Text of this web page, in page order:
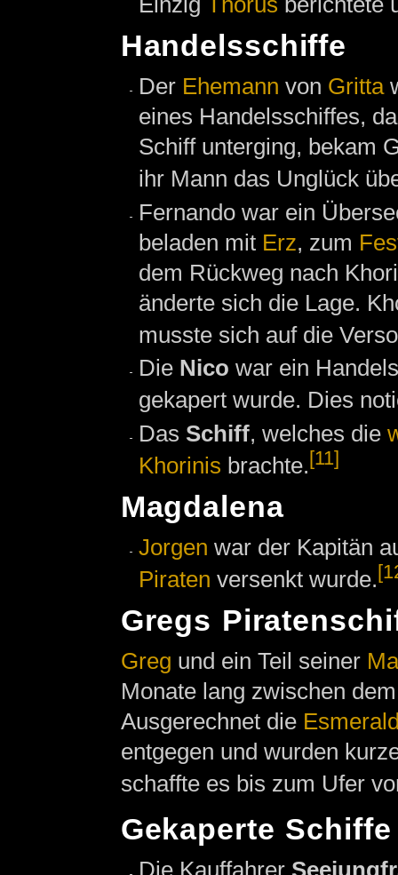
Handelsschiffe
Der Ehemann von Gritta
eines Handelsschiffes,
Schiff unterging, bekam
ihr Mann das Unglück
Fernando war ein
beladen mit Erz, zum
dem Rückweg nach
änderte sich die Lage.
musste sich auf die
Die Nico war ein
gekapert wurde. Dies
Das Schiff, welches die
Khorinis brachte.[11]
Magdalena
Jorgen war der Kapitän
Piraten versenkt wurde.
Gregs
Greg und ein Teil seiner
Monate lang zwischen
Ausgerechnet die
entgegen und wurden
schaffte es bis zum Ufer
Gekaperte Schiffe